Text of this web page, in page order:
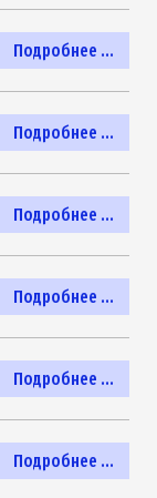
Подробнее ...
Подробнее ...
Подробнее ...
Подробнее ...
Подробнее ...
Подробнее ...